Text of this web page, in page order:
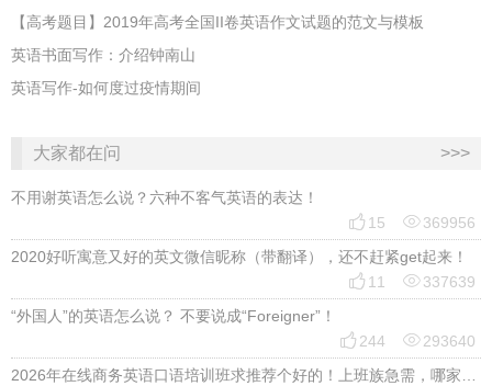
【高考题目】2019年高考全国II卷英语作文试题的范文与模板
英语书面写作：介绍钟南山
英语写作-如何度过疫情期间
大家都在问 >>>
不用谢英语怎么说？六种不客气英语的表达！
 15 369956
2020好听寓意又好的英文微信昵称（带翻译），还不赶紧get起来！
 11 337639
“外国人”的英语怎么说？ 不要说成“Foreigner”！
 244 293640
2026年在线商务英语口语培训班求推荐个好的！上班族急需，哪家好？